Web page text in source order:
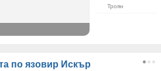
Троян
по язовир Искър